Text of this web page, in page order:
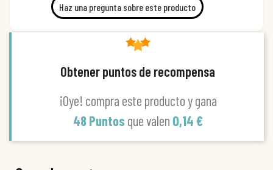
Haz una pregunta sobre este producto
Obtener puntos de recompensa
¡Oye! compra este producto y gana
48 Puntos que valen 0,14 €